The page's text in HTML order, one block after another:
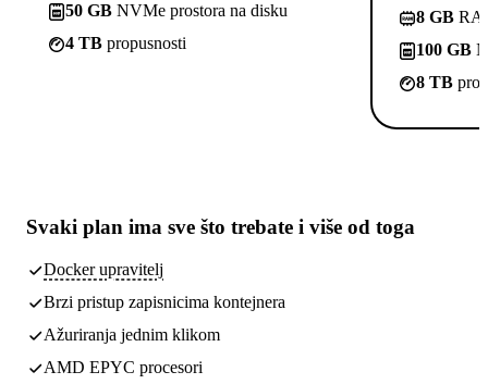
50 GB NVMe prostora na disku
4 TB propusnosti
8 GB
100 GB
8 TB
Svaki plan ima sve što trebate i više od toga
Docker upravitelj
Brzi pristup zapisnicima kontejnera
Ažuriranja jednim klikom
AMD EPYC procesori